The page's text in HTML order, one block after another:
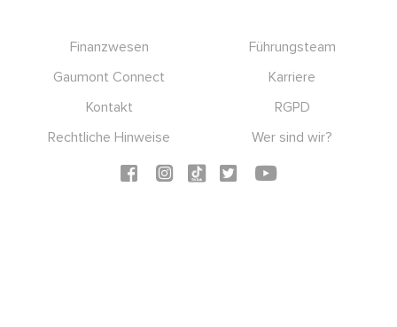
Finanzwesen
Führungsteam
Gaumont Connect
Karriere
Kontakt
RGPD
Rechtliche Hinweise
Wer sind wir?
Social icons